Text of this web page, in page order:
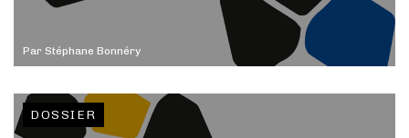
Par Stéphane Bonnéry
DOSSIER